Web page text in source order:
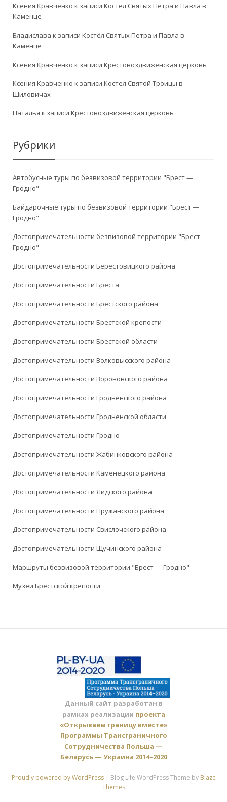
Ксения Кравченко к записи Костёл Святых Петра и Павла в
Каменце
Владислава к записи Костёл Святых Петра и Павла в
Каменце
Ксения Кравченко к записи Крестовоздвиженская церковь
Ксения Кравченко к записи Костел Святой Троицы в
Шиловичах
Наталья к записи Крестовоздвиженская церковь
Рубрики
Автобусные туры по безвизовой территории "Брест —
Гродно"
Байдарочные туры по безвизовой территории "Брест —
Гродно"
Достопримечательности безвизовой территории "Брест —
Гродно"
Достопримечательности Берестовицкого района
Достопримечательности Бреста
Достопримечательности Брестского района
Достопримечательности Брестской крепости
Достопримечательности Брестской области
Достопримечательности Волковысского района
Достопримечательности Вороновского района
Достопримечательности Гродненского района
Достопримечательности Гродненской области
Достопримечательности Гродно
Достопримечательности Жабинковского района
Достопримечательности Каменецкого района
Достопримечательности Лидского района
Достопримечательности Пружанского района
Достопримечательности Свислочского района
Достопримечательности Щучинского района
Маршруты безвизовой территории "Брест — Гродно"
Музеи Брестской крепости
Данный сайт разработан в
рамках реализации проекта
«Открываем границу вместе»
Программы Трансграничного
Сотрудничества Польша —
Беларусь — Украина 2014–2020
Proudly powered by WordPress | Blog Life WordPress Theme by Blaze
Themes